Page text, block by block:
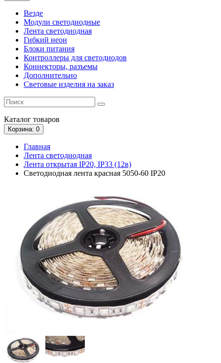
Везде
Модули светодиодные
Лента светодиодная
Гибкий неон
Блоки питания
Контроллеры для светодиодов
Коннекторы, разъемы
Дополнительно
Световые изделия на заказ
Каталог товаров
Корзина: 0
Главная
Лента светодиодная
Лента открытая IP20, IP33 (12в)
Светодиодная лента красная 5050-60 IP20